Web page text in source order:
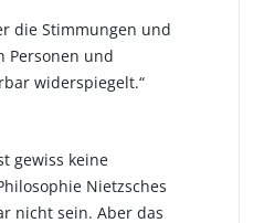
die Stimmungen und
Personen und
widerspiegelt.“
gewiss keine
Nietzsches
nicht sein. Aber das